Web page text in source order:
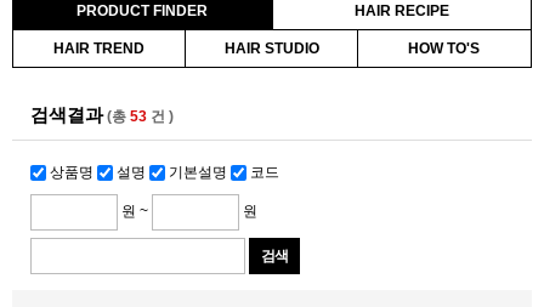
PRODUCT FINDER HAIR RECIPE
HAIR TREND HAIR STUDIO HOW TO'S
검색결과(총 53 건 )
상품명 설명 기본설명 코드
원 ~ 원